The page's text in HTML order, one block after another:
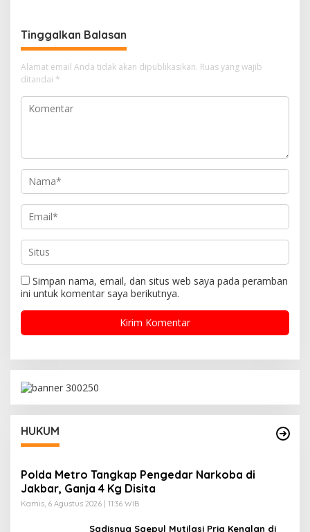
g
a
s
i
p
Tinggalkan Balasan
Alamat email Anda tidak akan dipublikasikan. Ruas yang wajib
ditandai *
Simpan nama, email, dan situs web saya pada peramban
ini untuk komentar saya berikutnya.
HUKUM
Polda Metro Tangkap Pengedar Narkoba di
Jakbar, Ganja 4 Kg Disita
Kamis, 6 Agustus 2026 | 11:36 WIB
Sadisnya Saepul Mutilasi Pria Kenalan di